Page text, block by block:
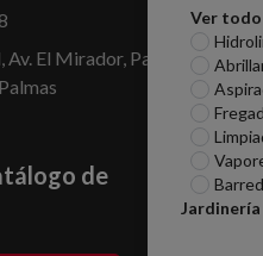
Ver todo
Jardinería
El Mirador, Parcelas
de